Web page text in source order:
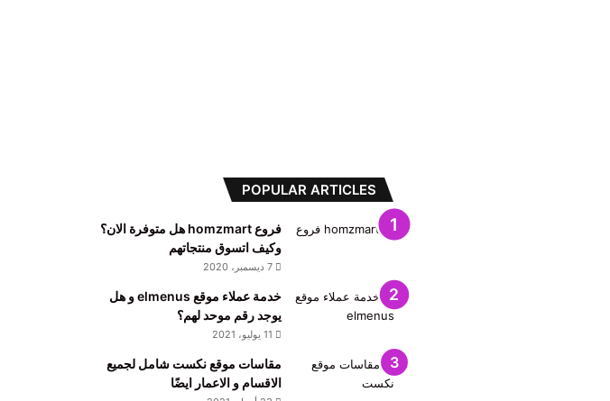
POPULAR ARTICLES
فروع homzmart هل متوفرة الان؟
وكيف اتسوق منتجاتهم
7 ديسمبر، 2020
خدمة عملاء موقع elmenus و هل
يوجد رقم موحد لهم؟
11 يوليو، 2021
مقاسات موقع نكست شامل لجميع
الاقسام و الاعمار ايضًا